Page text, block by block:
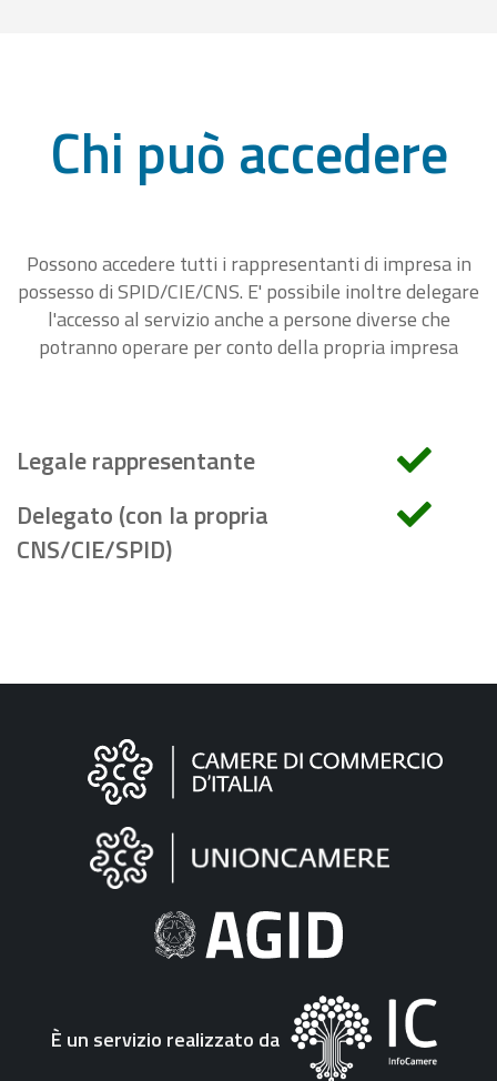
Chi può accedere
Possono accedere tutti i rappresentanti di impresa in
possesso di SPID/CIE/CNS. E' possibile inoltre delegare
l'accesso al servizio anche a persone diverse che
potranno operare per conto della propria impresa
Legale rappresentante
Delegato (con la propria
CNS/CIE/SPID)
Informazioni
"Fattura
Elettronica"
È un servizio realizzato da